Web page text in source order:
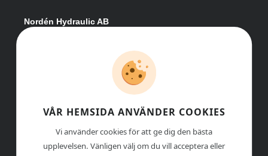
Nordén Hydraulic AB
info@nordenhydraulic.se
Org-nr: 556531-8424
VÅR HEMSIDA ANVÄNDER COOKIES
Vi använder cookies för att ge dig den bästa
upplevelsen. Vänligen välj om du vill acceptera eller